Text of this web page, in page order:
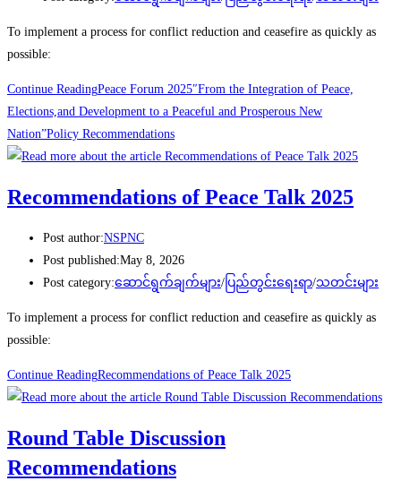
To implement a process for conflict reduction and ceasefire as quickly as
possible:
Continue ReadingPeace Forum 2025″From the Integration of Peace,
Elections,and Development to a Peaceful and Prosperous New
Nation”Policy Recommendations
Recommendations of Peace Talk 2025
Post author:NSPNC
Post published:May 8, 2026
Post category:ဆောင်ရွက်ချက်များ/ ပြည်တွင်းရေးရာ/သတင်းများ
To implement a process for conflict reduction and ceasefire as quickly as
possible:
Continue ReadingRecommendations of Peace Talk 2025
Round Table Discussion
Recommendations